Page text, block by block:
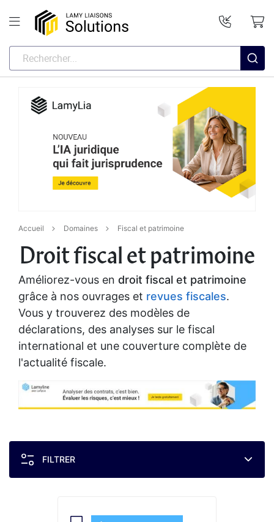
Accueil Domaines Fiscal et patrimoine
Droit fiscal et patrimoine
Améliorez-vous en droit fiscal et patrimoine
grâce à nos ouvrages et revues fiscales.
Vous y trouverez des modèles de
déclarations, des analyses sur le fiscal
international et une couverture complète de
l'actualité fiscale.
FILTRER